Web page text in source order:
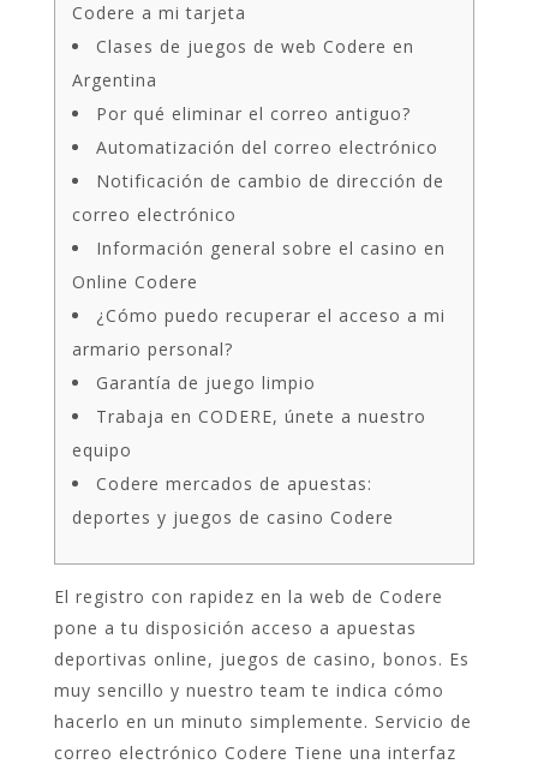
Codere a mi tarjeta
Clases de juegos de web Codere en
Argentina
Por qué eliminar el correo antiguo?
Automatización del correo electrónico
Notificación de cambio de dirección de
correo electrónico
Información general sobre el casino en
Online Codere
¿Cómo puedo recuperar el acceso a mi
armario personal?
Garantía de juego limpio
Trabaja en CODERE, únete a nuestro
equipo
Codere mercados de apuestas:
deportes y juegos de casino Codere
El registro con rapidez en la web de Codere
pone a tu disposición acceso a apuestas
deportivas online, juegos de casino, bonos. Es
muy sencillo y nuestro team te indica cómo
hacerlo en un minuto simplemente. Servicio de
correo electrónico Codere Tiene una interfaz